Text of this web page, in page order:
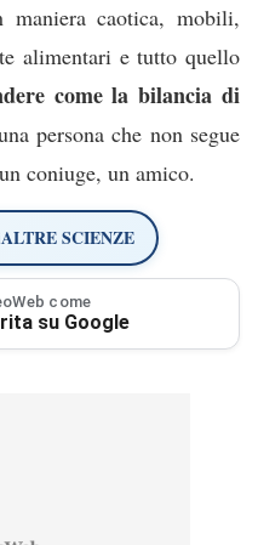
maniera caotica, mobili,
alimentari e tutto quello
come la bilancia di
persona che non segue
coniuge, un amico.
ALTRE SCIENZE
come
su Google